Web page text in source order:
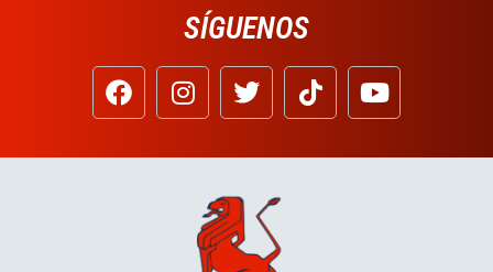
SÍGUENOS